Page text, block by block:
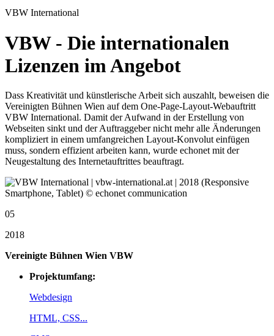
VBW International
VBW - Die internationalen
Lizenzen im Angebot
Dass Kreativität und künstlerische Arbeit sich auszahlt, beweisen die
Vereinigten Bühnen Wien auf dem One-Page-Layout-Webauftritt
VBW International. Damit der Aufwand in der Erstellung von
Webseiten sinkt und der Auftraggeber nicht mehr alle Änderungen
kompliziert in einem umfangreichen Layout-Konvolut einfügen
muss, sondern effizient arbeiten kann, wurde echonet mit der
Neugestaltung des Internetauftrittes beauftragt.
05
2018
Vereinigte Bühnen Wien VBW
Projektumfang:
Webdesign
HTML, CSS...